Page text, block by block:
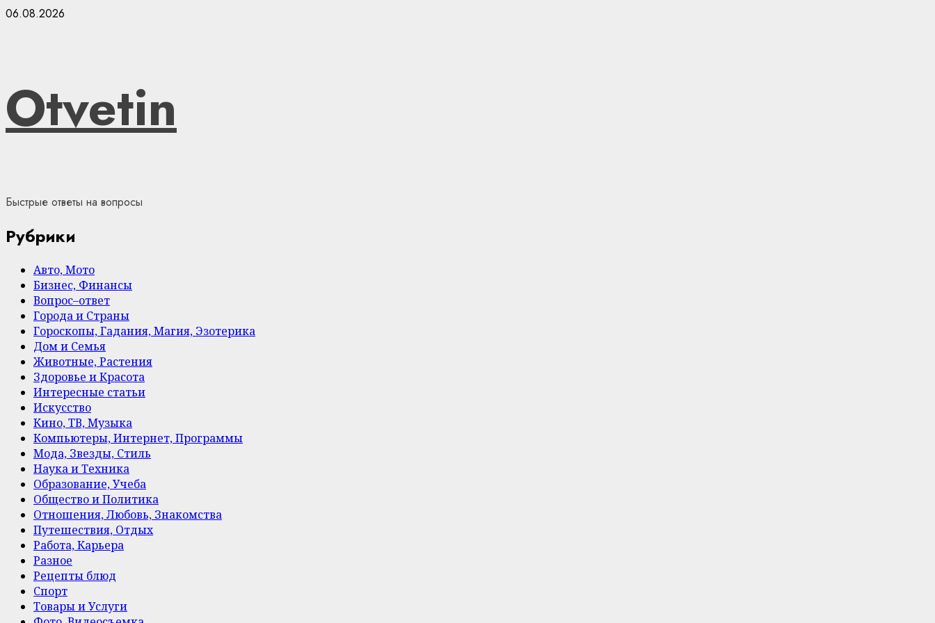
Skip
06.08.2026
Otvetin
Быстрые ответы на вопросы
Рубрики
Авто, Мото
Бизнес, Финансы
Вопрос–ответ
Города и Страны
Гороскопы, Гадания, Магия, Эзотерика
Дом и Семья
Животные, Растения
Здоровье и Красота
Интересные статьи
Искусство
Кино, ТВ, Музыка
Компьютеры, Интернет, Программы
Мода, Звезды, Стиль
Наука и Техника
Образование, Учеба
Общество и Политика
Отношения, Любовь, Знакомства
Путешествия, Отдых
Работа, Карьера
Разное
Рецепты блюд
Спорт
Товары и Услуги